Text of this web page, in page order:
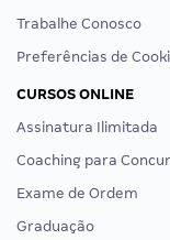
Trabalhe Conosco
Preferências de
CURSOS ONLINE
Assinatura Ilimitada
Coaching para
Exame de Ordem
Graduação